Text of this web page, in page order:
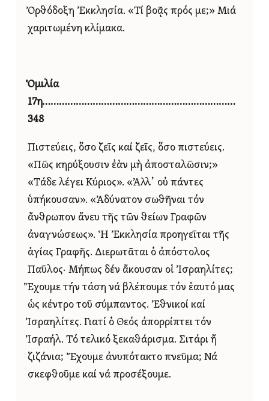
Ὀρθόδοξη Ἐκκλησία. «Τί βοᾷς πρός με;» Μιά
χαριτωμένη κλίμακα.
Ὁμιλία
17η……………………………………………………………
348
Πιστεύεις, ὅσο ζεῖς καί ζεῖς, ὅσο πιστεύεις.
«Πῶς κηρύξουσιν ἐὰν μὴ ἀποσταλῶσιν;»
«Τάδε λέγει Κύριος». «Ἀλλ᾿ οὐ πάντες
ὑπήκουσαν». «Ἀδύνατον σωθῆναι τόν
ἄνθρωπον ἄνευ τῆς τῶν θείων Γραφῶν
ἀναγνώσεως». Ἡ Ἐκκλησία προηγεῖται τῆς
ἁγίας Γραφῆς. Διερωτᾶται ὁ ἀπόστολος
Παῦλος· Μήπως δέν ἄκουσαν οἱ Ἰσραηλίτες;
Ἔχουμε τήν τάση νά βλέπουμε τόν ἑαυτό μας
ὡς κέντρο τοῦ σύμπαντος. Ἐθνικοί καί
Ἰσραηλίτες. Γιατί ὁ Θεός ἀπορρίπτει τόν
Ἰσραήλ. Τό τελικό ξεκαθάρισμα. Σιτάρι ἤ
ζιζάνια; Ἔχουμε ἀνυπότακτο πνεῦμα; Νά
σκεφθοῦμε καί νά προσέξουμε.